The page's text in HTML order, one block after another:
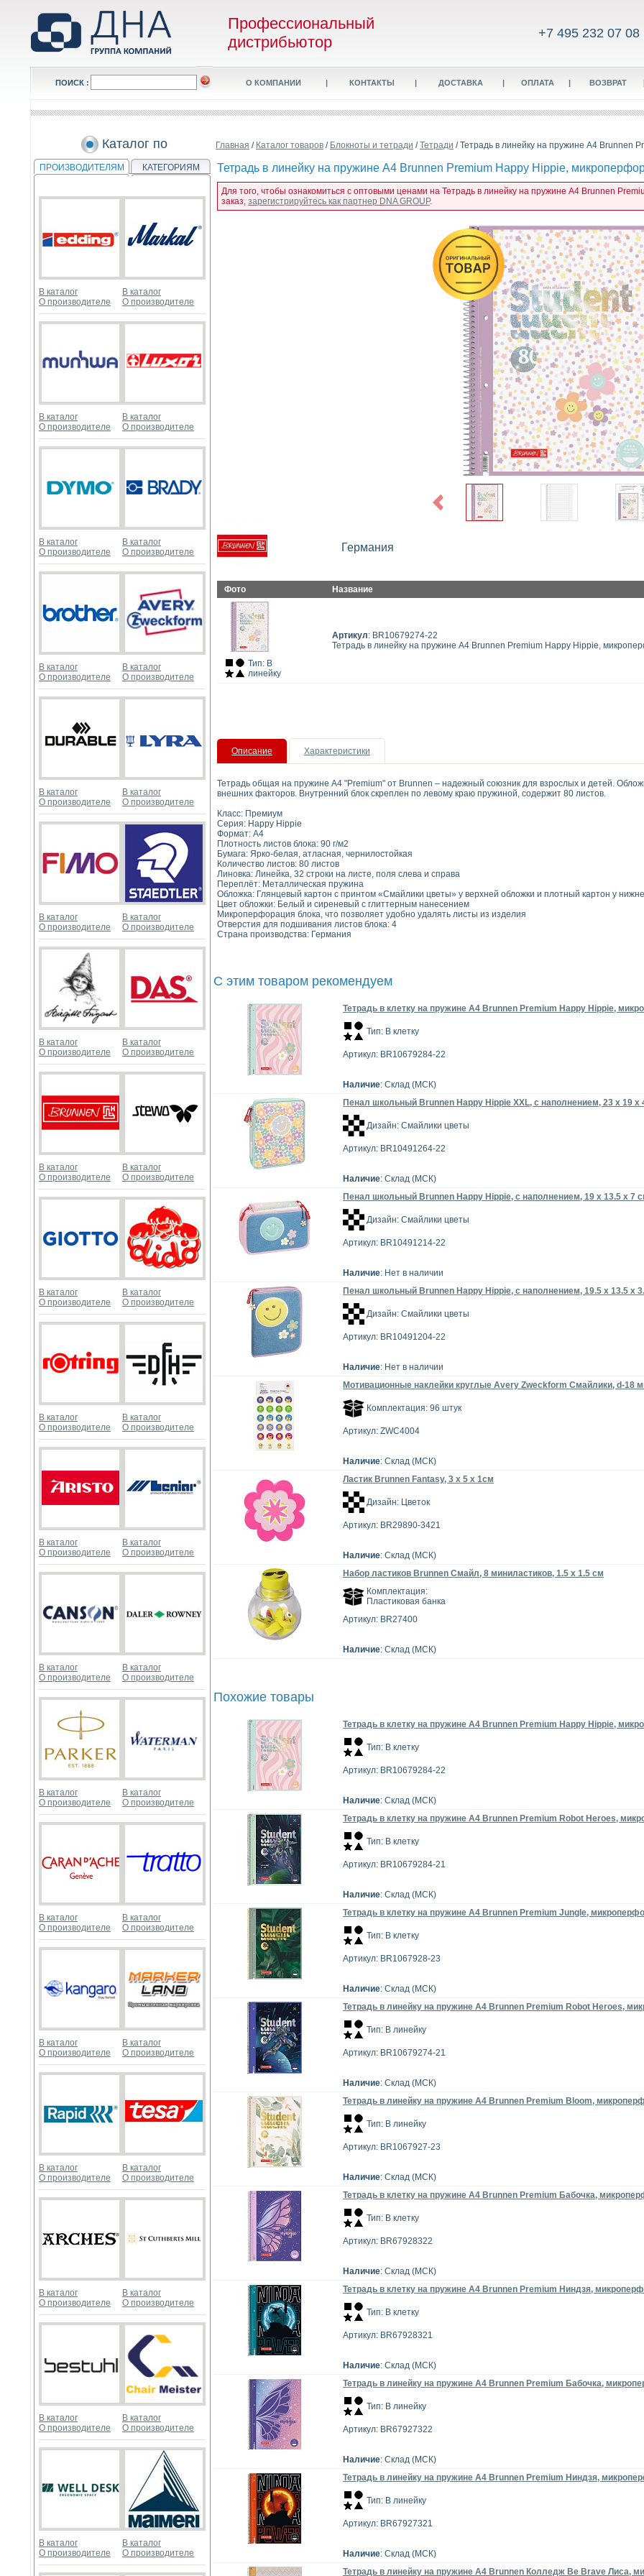
Профессиональный
дистрибьютор
+7 495 232 07 08
ПОИСК : О КОМПАНИИ | КОНТАКТЫ | ДОСТАВКА | ОПЛАТА | ВОЗВРАТ
Каталог по
ПРОИЗВОДИТЕЛЯМ КАТЕГОРИЯМ
В каталог
О производителе
В каталог
О производителе
В каталог
О производителе
В каталог
О производителе
В каталог
О производителе
В каталог
О производителе
В каталог
О производителе
В каталог
О производителе
В каталог
О производителе
В каталог
О производителе
В каталог
О производителе
В каталог
О производителе
В каталог
О производителе
В каталог
О производителе
В каталог
О производителе
В каталог
О производителе
В каталог
О производителе
В каталог
О производителе
В каталог
О производителе
В каталог
О производителе
В каталог
О производителе
В каталог
О производителе
В каталог
О производителе
В каталог
О производителе
В каталог
О производителе
В каталог
О производителе
В каталог
О производителе
В каталог
О производителе
В каталог
О производителе
В каталог
О производителе
В каталог
О производителе
В каталог
О производителе
В каталог
О производителе
В каталог
О производителе
В каталог
О производителе
В каталог
О производителе
В каталог
О производителе
В каталог
О производителе
Главная / Каталог товаров / Блокноты и тетради /Тетради / Тетрадь в линейку на пружине А4 Brunnen
Тетрадь в линейку на пружине А4 Brunnen Premium Happy Hippie,
Для того, чтобы ознакомиться с оптовыми ценами на Тетрадь в линейку на пружине А4 Brunnen
заказ, зарегистрируйтесь как партнер DNA GROUP.
Previous
Германия
Фото Название
Тип: В
линейку
Артикул: BR10679274-22
Тетрадь в линейку на пружине А4 Brunnen Premium Happy Hippie,
Описание Характеристики
Тетрадь общая на пружине А4 "Premium" от Brunnen – надежный союзник для взрослых и детей.
внешних факторов. Внутренний блок скреплен по левому краю пружиной, содержит 80 листов.
Класс: Премиум
Серия: Happy Hippie
Формат: A4
Плотность листов блока: 90 г/м2
Бумага: Ярко-белая, атласная, чернилостойкая
Количество листов: 80 листов
Линовка: Линейка, 32 строки на листе, поля слева и справа
Переплёт: Металлическая пружина
Обложка: Глянцевый картон с принтом «Смайлики цветы» у верхней обложки и плотный картон у
Цвет обложки: Белый и сиреневый с глиттерным нанесением
Микроперфорация блока, что позволяет удобно удалять листы из изделия
Отверстия для подшивания листов блока: 4
Страна производства: Германия
С этим товаром рекомендуем
Тетрадь в клетку на пружине А4 Brunnen Premium Happy Hippie,
Тип: В клетку
Артикул: BR10679284-22
Наличие: Склад (МСК)
Пенал школьный Brunnen Happy Hippie XXL, с наполнением, 23 x 19 x
Дизайн: Смайлики цветы
Артикул: BR10491264-22
Наличие: Склад (МСК)
Пенал школьный Brunnen Happy Hippie, с наполнением, 19 х 13.5 х 7
Дизайн: Смайлики цветы
Артикул: BR10491214-22
Наличие: Нет в наличии
Пенал школьный Brunnen Happy Hippie, с наполнением, 19.5 х 13.5 х
Дизайн: Смайлики цветы
Артикул: BR10491204-22
Наличие: Нет в наличии
Мотивационные наклейки круглые Avery Zweckform Смайлики, d-18
Комплектация: 96 штук
Артикул: ZWC4004
Наличие: Склад (МСК)
Ластик Brunnen Fantasy, 3 х 5 х 1см
Дизайн: Цветок
Артикул: BR29890-3421
Наличие: Склад (МСК)
Набор ластиков Brunnen Смайл, 8 миниластиков, 1.5 х 1.5 см
Комплектация:
Пластиковая банка
Артикул: BR27400
Наличие: Склад (МСК)
Похожие товары
Тетрадь в клетку на пружине А4 Brunnen Premium Happy Hippie,
Тип: В клетку
Артикул: BR10679284-22
Наличие: Склад (МСК)
Тетрадь в клетку на пружине А4 Brunnen Premium Robot Heroes,
Тип: В клетку
Артикул: BR10679284-21
Наличие: Склад (МСК)
Тетрадь в клетку на пружине А4 Brunnen Premium Jungle,
Тип: В клетку
Артикул: BR1067928-23
Наличие: Склад (МСК)
Тетрадь в линейку на пружине А4 Brunnen Premium Robot Heroes,
Тип: В линейку
Артикул: BR10679274-21
Наличие: Склад (МСК)
Тетрадь в линейку на пружине А4 Brunnen Premium Bloom,
Тип: В линейку
Артикул: BR1067927-23
Наличие: Склад (МСК)
Тетрадь в клетку на пружине А4 Brunnen Premium Бабочка,
Тип: В клетку
Артикул: BR67928322
Наличие: Склад (МСК)
Тетрадь в клетку на пружине А4 Brunnen Premium Ниндзя,
Тип: В клетку
Артикул: BR67928321
Наличие: Склад (МСК)
Тетрадь в линейку на пружине А4 Brunnen Premium Бабочка,
Тип: В линейку
Артикул: BR67927322
Наличие: Склад (МСК)
Тетрадь в линейку на пружине А4 Brunnen Premium Ниндзя,
Тип: В линейку
Артикул: BR67927321
Наличие: Склад (МСК)
Тетрадь в линейку на пружине А4 Brunnen Колледж Be Brave Лиса,